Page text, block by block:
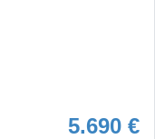
5.690 €